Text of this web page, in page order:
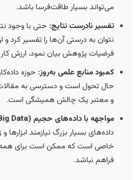
می‌تواند بسیار طاقت‌فرسا باشد.
تفسیر نادرست نتایج:حتی با وجود نتایج
نتوان به درستی آن‌ها را تفسیر کرد و
فرضیات پژوهش بیان نمود، ارزش کار
کمبود منابع علمی به‌روز:حوزه داده‌کاوی
حال تحول است و دسترسی به مقالات و
و معتبر یک چالش همیشگی است.
مواجهه با داده‌های حجیم (Big Data):
داده‌های بسیار بزرگ نیازمند ابزارها و
خاصی است که ممکن است برای همه
فراهم نباشد.